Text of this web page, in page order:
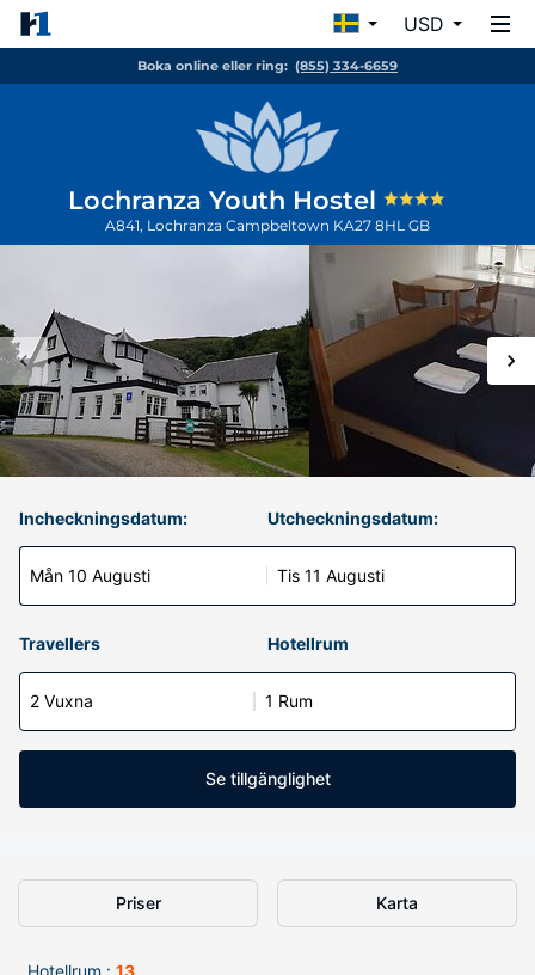
USD
Boka online eller ring: (855) 334-6659
Lochranza Youth Hostel
A841, Lochranza Campbeltown KA27 8HL GB
Incheckningsdatum:
Mån 10 Augusti
Utcheckningsdatum:
Tis 11 Augusti
Travellers Hotellrum
2 Vuxna 1 Rum
Se tillgänglighet
Priser Karta
Hotellrum : 13